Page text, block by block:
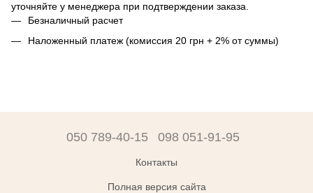
уточняйте у менеджера при подтверждении заказа.
Безналичный расчет
Наложенный платеж (комиссия 20 грн + 2% от суммы)
050 789-40-15 098 051-91-95
Контакты
Полная версия сайта